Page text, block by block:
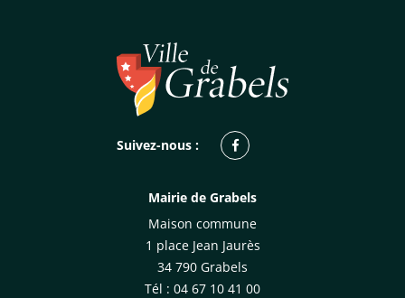
Suivez-nous : Facebook
Mairie de Grabels
Maison commune
1 place Jean Jaurès
34 790 Grabels
Tél : 04 67 10 41 00